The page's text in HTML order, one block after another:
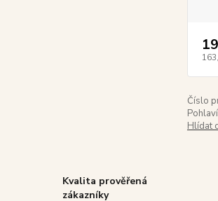
Číslo
Hlídat
Kvalita prověřená
zákazníky